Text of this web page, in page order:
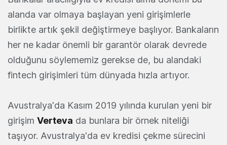
alanda var olmaya başlayan yeni girişimlerle
birlikte artık şekil değiştirmeye başlıyor. Bankaların
her ne kadar önemli bir garantör olarak devrede
olduğunu söylememiz gerekse de, bu alandaki
fintech girişimleri tüm dünyada hızla artıyor.
Avustralya'da Kasım 2019 yılında kurulan yeni bir
girişim Verteva da bunlara bir örnek niteliği
taşıyor. Avustralya'da ev kredisi çekme sürecini